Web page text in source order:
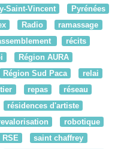
Saint-Vincent
Pyrénées
Radio
ramassage
récits
Région AURA
Région Sud Paca
relai
repas
réseau
résidences d'artiste
robotique
RSE
saint chaffrey